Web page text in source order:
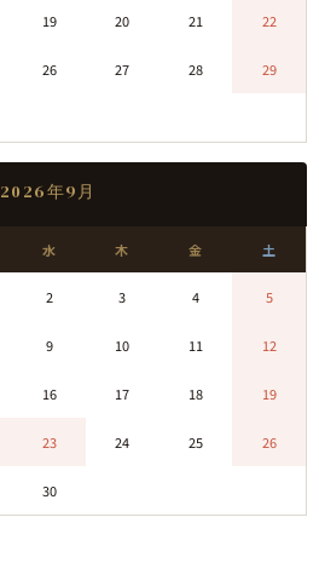
19 20 21 22
26 27 28 29
2026年9月
水 木 金 土
2 3 4 5
9 10 11 12
16 17 18 19
23 24 25 26
30